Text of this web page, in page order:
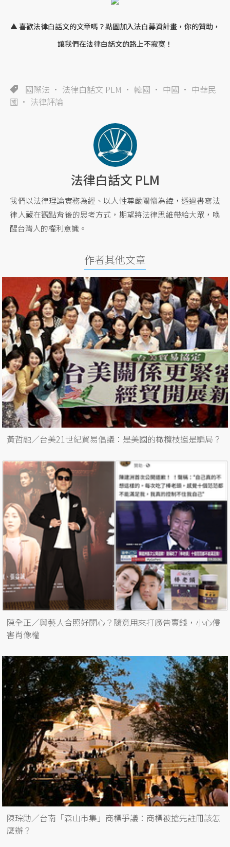
▲ 喜歡法律白話文的文章嗎？點圖加入法白募資計畫，你的贊助，
讓我們在法律白話文的路上不寂寞！
國際法 法律白話文 PLM 韓國 中國
中華民
國
法律評論
法律白話文 PLM
我們以法律理論實務為經、以人性尊嚴關懷為緯，透過書寫法
律人藏在觀點背後的思考方式，期望將法律思維帶給大眾，喚
醒台灣人的權利意識。
作者其他文章
黃哲融／台美21世紀貿易倡議：是美國的橄欖枝還是騙局？
陳全正／與藝人合照好開心？隨意用來打廣告賣錢，小心侵
害肖像權
陳琮勛／台南「森山市集」商標爭議：商標被搶先註冊該怎
麼辦？